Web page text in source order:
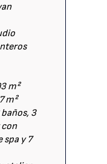
m²
m²
3
con
spa y 7